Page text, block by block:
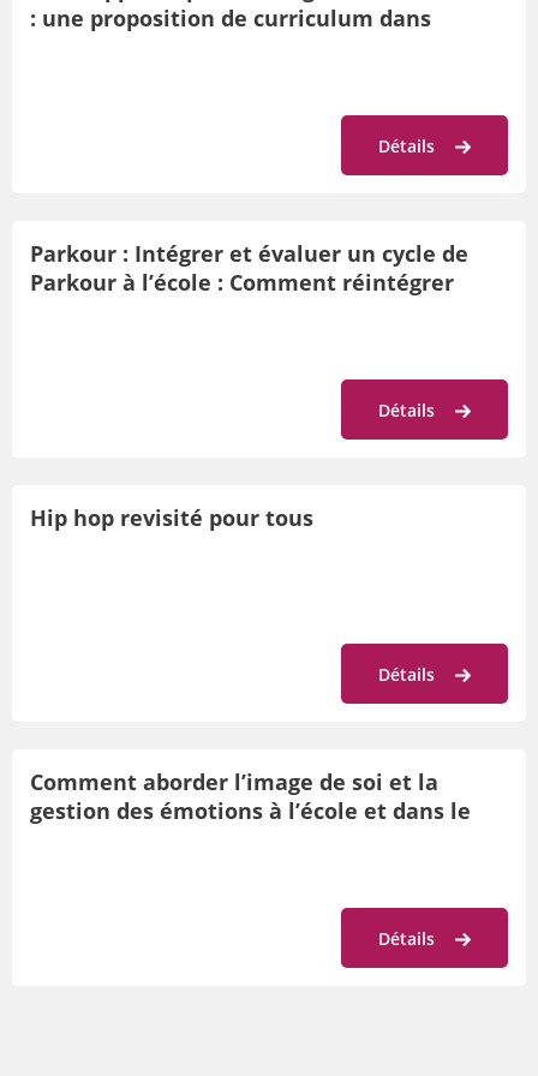
: une proposition de curriculum dans
Détails
Parkour : Intégrer et évaluer un cycle de
Parkour à l’école : Comment réintégrer
Détails
Hip hop revisité pour tous
Détails
Comment aborder l’image de soi et la
gestion des émotions à l’école et dans le
Détails